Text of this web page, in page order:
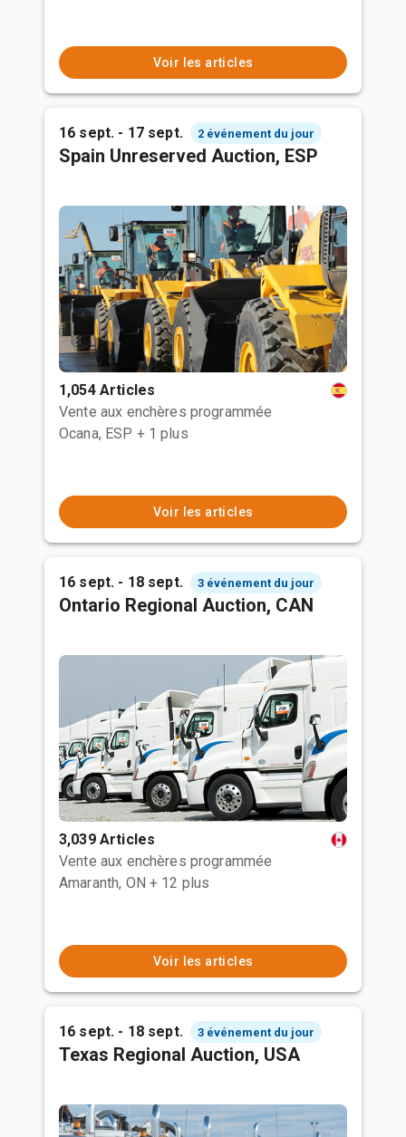
Voir les articles
16 sept. - 17 sept. 2 événement du jour
Spain Unreserved Auction, ESP
1,054 Articles
Vente aux enchères programmée
Ocana, ESP + 1 plus
Voir les articles
16 sept. - 18 sept. 3 événement du jour
Ontario Regional Auction, CAN
3,039 Articles
Vente aux enchères programmée
Amaranth, ON + 12 plus
Voir les articles
16 sept. - 18 sept. 3 événement du jour
Texas Regional Auction, USA